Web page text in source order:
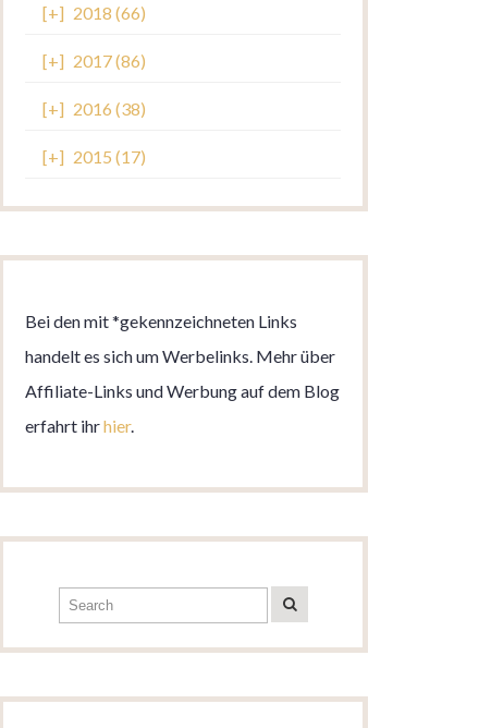
[+] 2018 (66)
[+] 2017 (86)
[+] 2016 (38)
[+] 2015 (17)
Bei den mit *gekennzeichneten Links
handelt es sich um Werbelinks. Mehr über
Affiliate-Links und Werbung auf dem Blog
erfahrt ihrhier.